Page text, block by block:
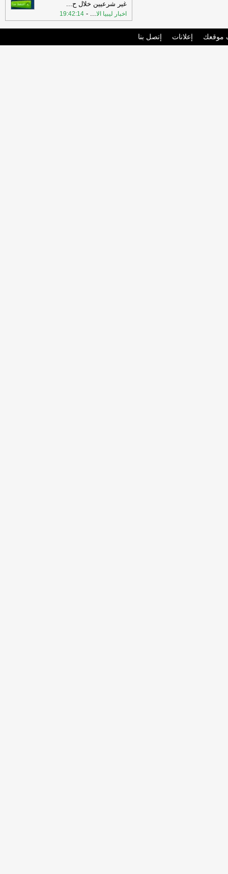
غير شرعيين خلال ح...
اخبار ليبيا الا...
-
19:42:14
موقعك إعلانات إتصل بنا